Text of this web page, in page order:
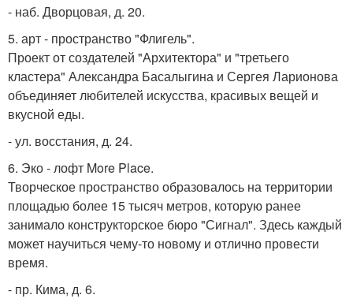
- наб. Дворцовая, д. 20.
5. арт - пространство "Флигель".
Проект от создателей "Архитектора" и "третьего
кластера" Александра Басалыгина и Сергея Ларионова
объединяет любителей искусства, красивых вещей и
вкусной еды.
- ул. восстания, д. 24.
6. Эко - лофт More Place.
Творческое пространство образовалось на территории
площадью более 15 тысяч метров, которую ранее
занимало конструкторское бюро "Сигнал". Здесь каждый
может научиться чему-то новому и отлично провести
время.
- пр. Кима, д. 6.